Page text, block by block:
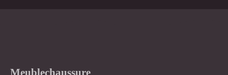
Meublechaussure